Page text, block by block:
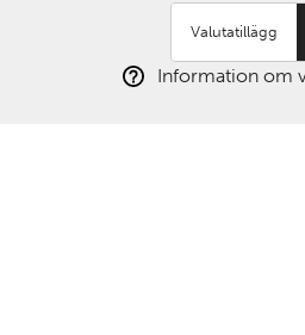
Valutatillägg
Information om